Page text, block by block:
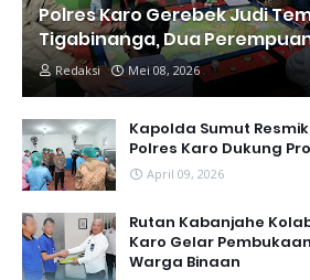
Polres Karo Gerebek Judi
Tigabinanga, Dua
Redaksi Mei 08, 2026
Kapolda Sumut
Polres Karo Dukung
April 09, 2026
Rutan Kabanjahe
Karo Gelar
Warga Binaan